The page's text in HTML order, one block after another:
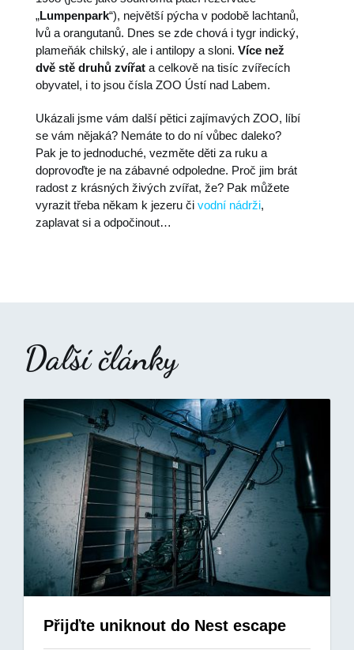
„Lumpenpark“), největší pýcha v podobě lachtanů,
lvů a orangutanů. Dnes se zde chová i tygr indický,
plameňák chilský, ale i antilopy a sloni. Více než
dvě stě druhů zvířat a celkově na tisíc zvířecích
obyvatel, i to jsou čísla ZOO Ústí nad Labem.
Ukázali jsme vám další pětici zajímavých ZOO, líbí
se vám nějaká? Nemáte to do ní vůbec daleko?
Pak je to jednoduché, vezměte děti za ruku a
doprovoďte je na zábavné odpoledne. Proč jim brát
radost z krásných živých zvířat, že? Pak můžete
vyrazit třeba někam k jezeru či vodní nádrži,
zaplavat si a odpočinout…
Další články
Přijďte uniknout do Nest escape